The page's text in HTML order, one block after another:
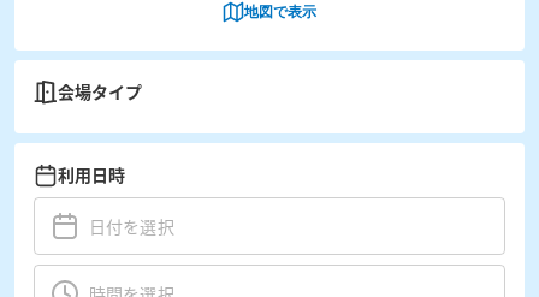
地図で表示
会場タイプ
利用日時